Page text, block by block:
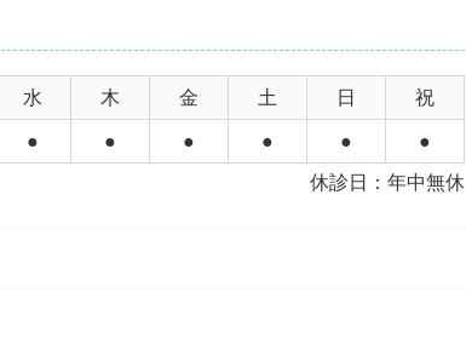
水 木 金 土 日 祝
● ● ● ● ●
●
休診日：年中無休